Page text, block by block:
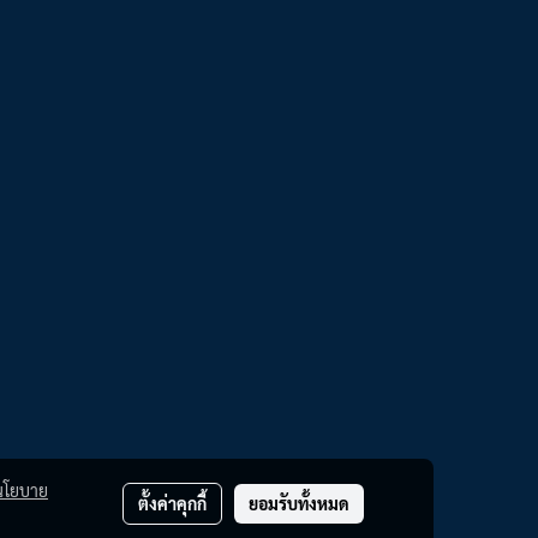
ยบาย
ตั้งค่าคุกกี้ ยอมรับทั้งหมด